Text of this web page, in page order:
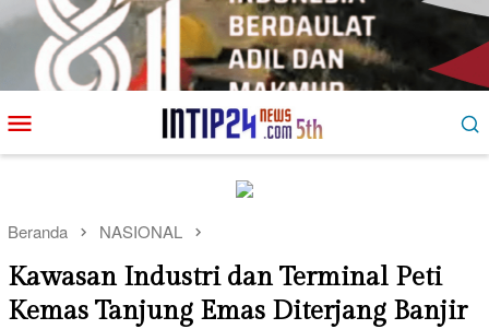
ke
kontenMobile
Beranda NASIONAL
Kawasan Industri dan Terminal Peti
Kemas Tanjung Emas Diterjang Banjir